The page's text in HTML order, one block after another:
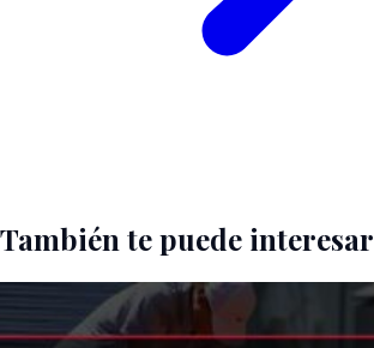
También te puede interesar